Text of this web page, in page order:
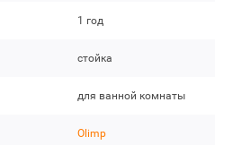
1 год
стойка
для ванной комнаты
Olimp